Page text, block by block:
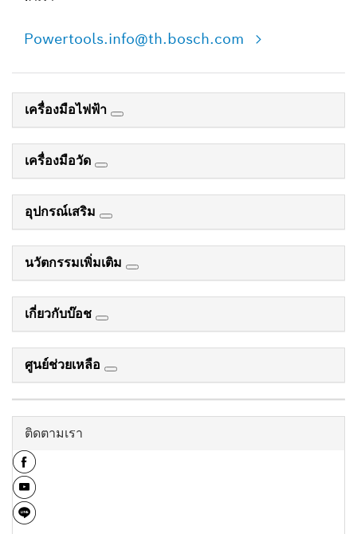
Powertools.info@th.bosch.com
เครื่องมือไฟฟ้า
เครื่องมือวัด
อุปกรณ์เสริม
นวัตกรรมเพิ่มเติม
เกี่ยวกับบ๊อช
ศูนย์ช่วยเหลือ
ติดตามเรา